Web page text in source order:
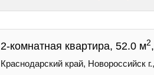
2-комнатная квартира, 52.0 м2
Краснодарский край, Новороссийск